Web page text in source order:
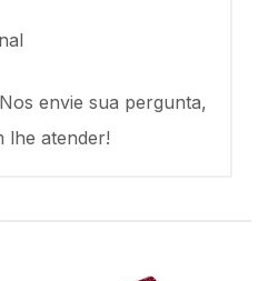
envie sua pergunta,
lhe atender!